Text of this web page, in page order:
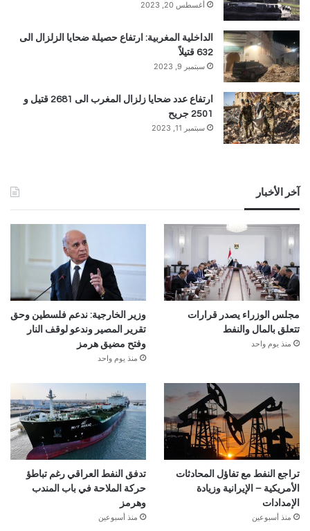
أغسطس 20, 2023
الداخلية المغربية: ارتفاع حصيلة ضحايا الزلزال الى
632 قتيلاً
سبتمبر 9, 2023
ارتفاع عدد ضحايا زلزال المغرب الى 2681 قتيل و
2501 جريح
سبتمبر 11, 2023
آخر الأخبار
مجلس الوزراء يصدر قرارات
تتعلق بالمال والنفط
منذ يوم واحد
وزير الخارجية: ندعم فلسطين وحق
تقرير المصير وندعو لوقف النار
وفتح مضيق هرمز
منذ يوم واحد
تراجع النفط مع تفاؤل المحادثات
الأمريكية – الإيرانية وزيادة
الإمدادات
منذ أسبوعين
تدفق النفط العراقي رغم تباطؤ
حركة الملاحة في باب المندب
وهرمز
منذ أسبوعين